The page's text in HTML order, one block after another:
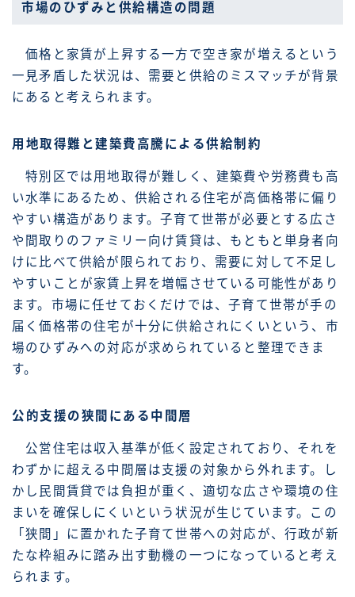
市場のひずみと供給構造の問題
価格と家賃が上昇する一方で空き家が増えるという
一見矛盾した状況は、需要と供給のミスマッチが背景
にあると考えられます。
用地取得難と建築費高騰による供給制約
特別区では用地取得が難しく、建築費や労務費も高
い水準にあるため、供給される住宅が高価格帯に偏り
やすい構造があります。子育て世帯が必要とする広さ
や間取りのファミリー向け賃貸は、もともと単身者向
けに比べて供給が限られており、需要に対して不足し
やすいことが家賃上昇を増幅させている可能性があり
ます。市場に任せておくだけでは、子育て世帯が手の
届く価格帯の住宅が十分に供給されにくいという、市
場のひずみへの対応が求められていると整理できま
す。
公的支援の狭間にある中間層
公営住宅は収入基準が低く設定されており、それを
わずかに超える中間層は支援の対象から外れます。し
かし民間賃貸では負担が重く、適切な広さや環境の住
まいを確保しにくいという状況が生じています。この
「狭間」に置かれた子育て世帯への対応が、行政が新
たな枠組みに踏み出す動機の一つになっていると考え
られます。